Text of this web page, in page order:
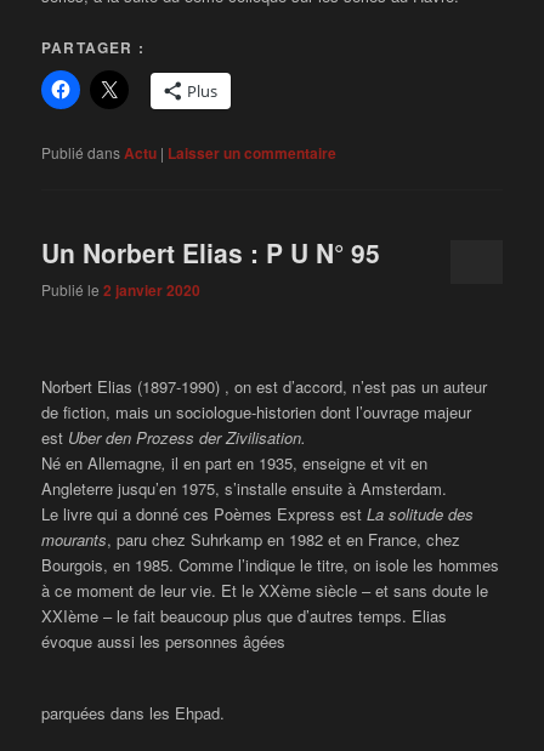
PARTAGER :
Plus
Publié dansActu | Laisser un commentaire
Un Norbert Elias : P U N° 95
Publié le2 janvier 2020
Norbert Elias (1897-1990) , on est d’accord, n’est pas un auteur
de fiction, mais un sociologue-historien dont l’ouvrage majeur
est Uber den Prozess der Zivilisation.
Né en Allemagne,il en part en 1935, enseigne et vit en
Angleterre jusqu’en 1975, s’installe ensuite à Amsterdam.
Le livre qui a donné ces Poèmes Express estLa solitude des
mourants, paru chez Suhrkamp en 1982 et en France, chez
Bourgois, en 1985. Comme l’indique le titre, on isole les hommes
à ce moment de leur vie. Et le XXème siècle – et sans doute le
XXIème – le fait beaucoup plus que d’autres temps. Elias
évoque aussi les personnes âgées
parquées dans les Ehpad.